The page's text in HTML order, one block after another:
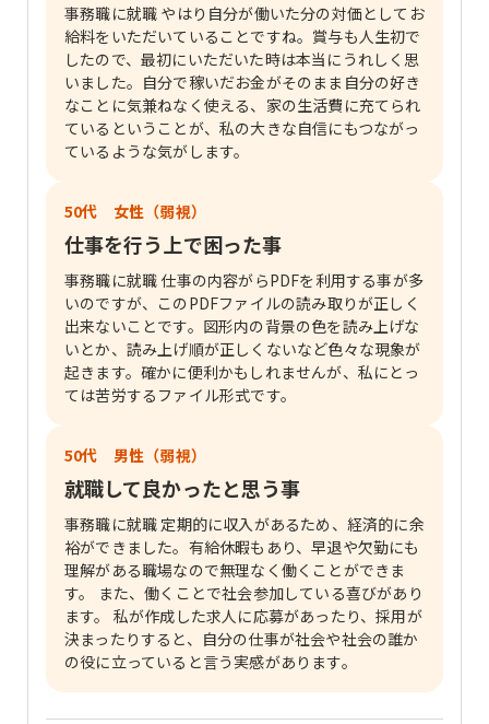
事務職に就職 やはり自分が働いた分の対価としてお
給料をいただいていることですね。賞与も人生初で
したので、最初にいただいた時は本当にうれしく思
いました。自分で稼いだお金がそのまま自分の好き
なことに気兼ねなく使える、家の生活費に充てられ
ているということが、私の大きな自信にもつながっ
ているような気がします。
50代 女性（弱視）
仕事を行う上で困った事
事務職に就職 仕事の内容がらPDFを利用する事が多
いのですが、このPDFファイルの読み取りが正しく
出来ないことです。図形内の背景の色を読み上げな
いとか、読み上げ順が正しくないなど色々な現象が
起きます。確かに便利かもしれませんが、私にとっ
ては苦労するファイル形式です。
50代 男性（弱視）
就職して良かったと思う事
事務職に就職 定期的に収入があるため、経済的に余
裕ができました。有給休暇もあり、早退や欠勤にも
理解がある職場なので無理なく働くことができま
す。 また、働くことで社会参加している喜びがあり
ます。 私が作成した求人に応募があったり、採用が
決まったりすると、自分の仕事が社会や社会の誰か
の役に立っていると言う実感があります。